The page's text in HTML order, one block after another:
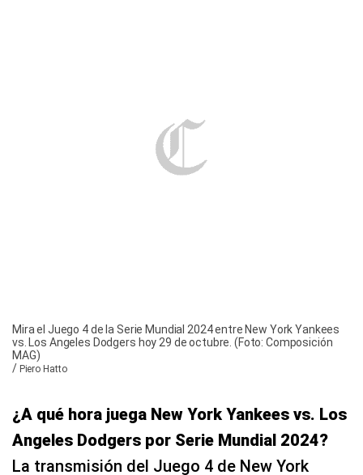
Mira el Juego 4 de la Serie Mundial 2024 entre New York Yankees
vs. Los Angeles Dodgers hoy 29 de octubre. (Foto: Composición
MAG)
/ Piero Hatto
¿A qué hora juega New York Yankees vs. Los
Angeles Dodgers por Serie Mundial 2024?
La transmisión del Juego 4 de New York